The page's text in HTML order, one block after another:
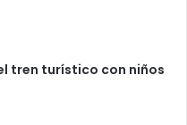
tren turístico con niños